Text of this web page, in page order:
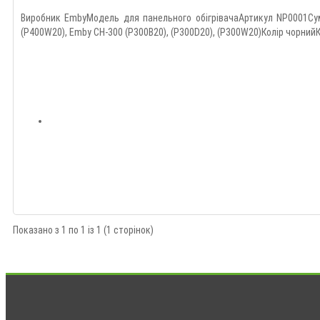
Виробник EmbyМодель для панельного обігрівачаАртикул
(P400W20), Emby СН-300 (P300B20), (P300D20), (P300W20)Колір
Показано з 1 по 1 із 1 (1 сторінок)